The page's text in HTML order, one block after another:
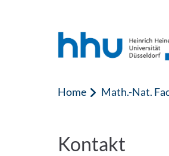
Home Math.-Nat.
Kontakt